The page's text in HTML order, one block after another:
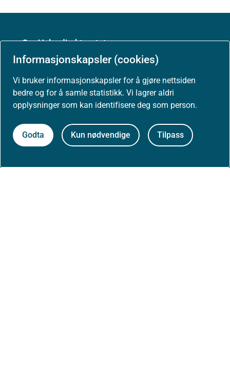
Informasjonskapsler (cookies)
Vi bruker informasjonskapsler for å gjøre nettsiden
bedre og for å samle statistikk. Vi lagrer aldri
opplysninger som kan identifisere deg som person.
Godta Kun nødvendige Tilpass
Om Helsedirektoratet
Om oss